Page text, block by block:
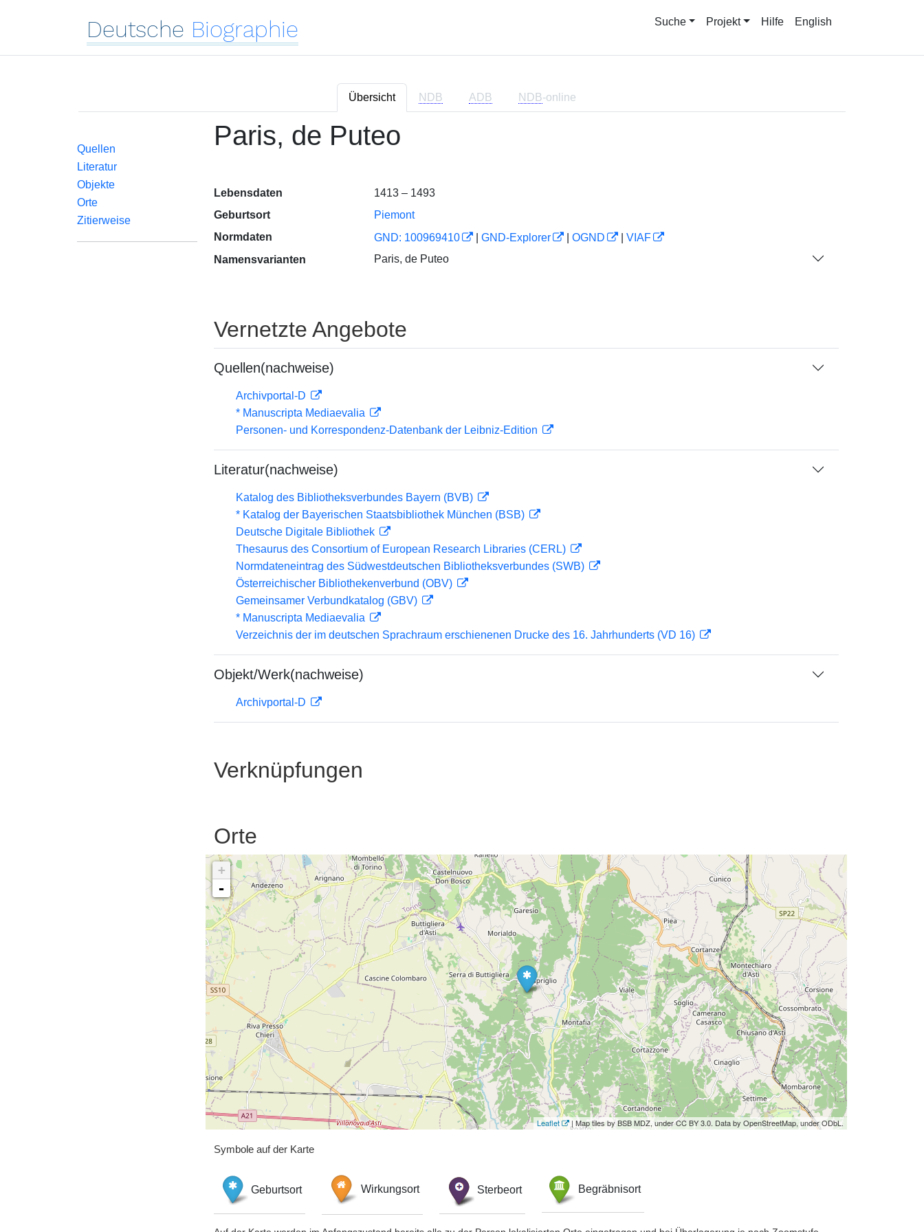
Deutsche Biographie Suche Projekt Hilfe English
Übersicht NDB ADB NDB-online
Quellen
Literatur
Objekte
Orte
Zitierweise
Paris, de Puteo
Lebensdaten
1413 – 1493
Geburtsort
Piemont
Normdaten
GND: 100969410 GND-Explorer OGND
VIAF
Namensvarianten
Paris, de Puteo
Vernetzte Angebote
Quellen(nachweise)
Archivportal-D
* Manuscripta Mediaevalia
Personen- und Korrespondenz-Datenbank der Leibniz-Edition
Literatur(nachweise)
Katalog des Bibliotheksverbundes Bayern (BVB)
* Katalog der Bayerischen Staatsbibliothek München (BSB)
Deutsche Digitale Bibliothek
Thesaurus des Consortium of European Research Libraries (CERL)
Normdateneintrag des Südwestdeutschen Bibliotheksverbundes (SWB)
Österreichischer Bibliothekenverbund (OBV)
Gemeinsamer Verbundkatalog (GBV)
* Manuscripta Mediaevalia
Verzeichnis der im deutschen Sprachraum erschienenen Drucke des 16. Jahrhunderts (VD 16)
Objekt/Werk(nachweise)
Archivportal-D
Verknüpfungen
Orte
+
-
Leaflet | Map tiles by BSB MDZ, under CC BY 3.0. Data by OpenStreetMap, under ODbL.
Symbole auf der Karte
Geburtsort Wirkungsort Sterbeort Begräbnisort